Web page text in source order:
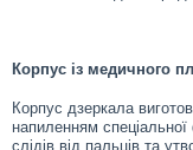
Корпус із медичного
Корпус дзеркала
напиленням
слідів від пальців та